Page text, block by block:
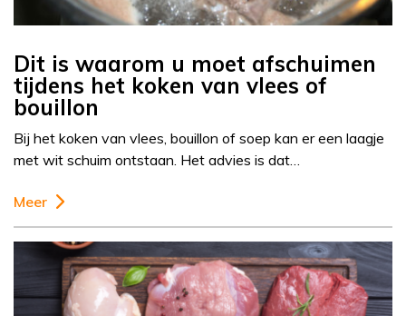
Dit is waarom u moet afschuimen
tijdens het koken van vlees of
bouillon
Bij het koken van vlees, bouillon of soep kan er een laagje
met wit schuim ontstaan. Het advies is dat…
Meer